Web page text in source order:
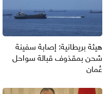
هيئة بريطانية: إصابة سفينة
شحن بمقذوف قبالة سواحل
عُمان